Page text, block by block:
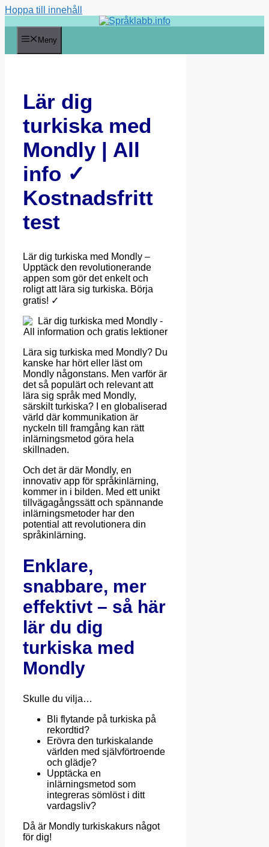
Hoppa till innehåll
Meny
Lär dig
turkiska med
Mondly | All
info ✓
Kostnadsfritt
test
Lär dig turkiska med Mondly –
Upptäck den revolutionerande
appen som gör det enkelt och
roligt att lära sig turkiska. Börja
gratis! ✓
Lära sig turkiska med Mondly? Du
kanske har hört eller läst om
Mondly någonstans. Men varför är
det så populärt och relevant att
lära sig språk med Mondly,
särskilt turkiska? I en globaliserad
värld där kommunikation är
nyckeln till framgång kan rätt
inlärningsmetod göra hela
skillnaden.
Och det är där Mondly, en
innovativ app för språkinlärning,
kommer in i bilden. Med ett unikt
tillvägagångssätt och spännande
inlärningsmetoder har den
potential att revolutionera din
språkinlärning.
Enklare,
snabbare, mer
effektivt – så här
lär du dig
turkiska med
Mondly
Skulle du vilja…
Bli flytande på turkiska på
rekordtid?
Erövra den turkiskalande
världen med självförtroende
och glädje?
Upptäcka en
inlärningsmetod som
integreras sömlöst i ditt
vardagsliv?
Då är Mondly turkiskakurs något
för dig!